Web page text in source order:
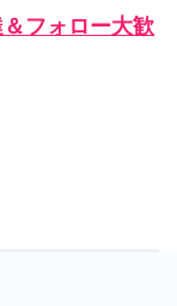
フォロー大歓